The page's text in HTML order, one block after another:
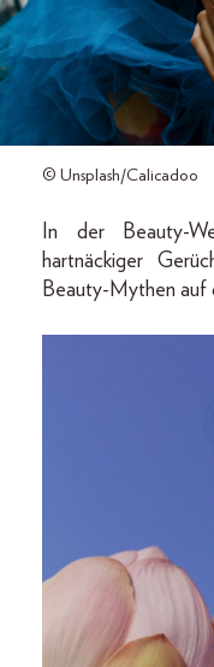
© Unsplash/Calicadoo
In der Beauty-
hartnäckiger
Beauty-Mythen auf